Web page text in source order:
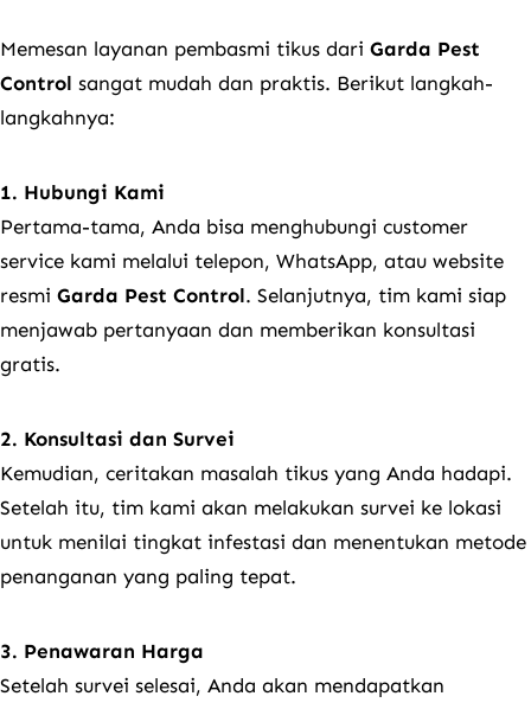
Memesan layanan pembasmi tikus dari Garda Pest
Control sangat mudah dan praktis. Berikut langkah-
langkahnya:
1. Hubungi Kami
Pertama-tama, Anda bisa menghubungi customer
service kami melalui telepon, WhatsApp, atau website
resmi Garda Pest Control. Selanjutnya, tim kami siap
menjawab pertanyaan dan memberikan konsultasi
gratis.
2. Konsultasi dan Survei
Kemudian, ceritakan masalah tikus yang Anda hadapi.
Setelah itu, tim kami akan melakukan survei ke lokasi
untuk menilai tingkat infestasi dan menentukan metode
penanganan yang paling tepat.
3. Penawaran Harga
Setelah survei selesai, Anda akan mendapatkan